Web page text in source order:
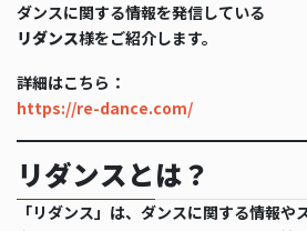
ダンスに関する情報を発信している
リダンス様をご紹介します。
詳細はこちら：
https://re-dance.com/
リダンスとは？
「リダンス」は、ダンスに関する情報や